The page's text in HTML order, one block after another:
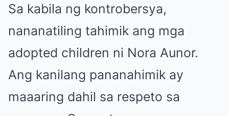
Sa kabila ng kontrobersya,
nananatiling tahimik ang mga
adopted children ni Nora Aunor.
Ang kanilang pananahimik ay
maaaring dahil sa respeto sa